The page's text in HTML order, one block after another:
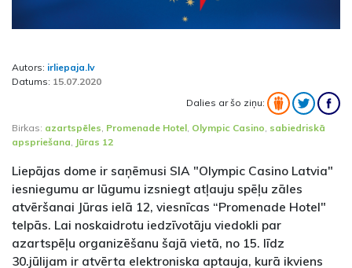
Autors: irliepaja.lv
Datums: 15.07.2020
Dalies ar šo ziņu:
Birkas: azartspēles Promenade Hotel Olympic Casino sabiedriskā
apspriešana Jūras 12
Liepājas dome ir saņēmusi SIA "Olympic Casino Latvia"
iesniegumu ar lūgumu izsniegt atļauju spēļu zāles
atvēršanai Jūras ielā 12, viesnīcas “Promenade Hotel"
telpās. Lai noskaidrotu iedzīvotāju viedokli par
azartspēļu organizēšanu šajā vietā, no 15. līdz
30.jūlijam ir atvērta elektroniska aptauja, kurā ikviens